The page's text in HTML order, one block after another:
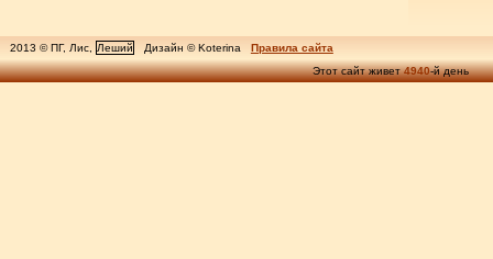
2013 © ПГ, Лис, Леший Дизайн © Koterina
Правила сайта
Этот сайт живет4940-й день